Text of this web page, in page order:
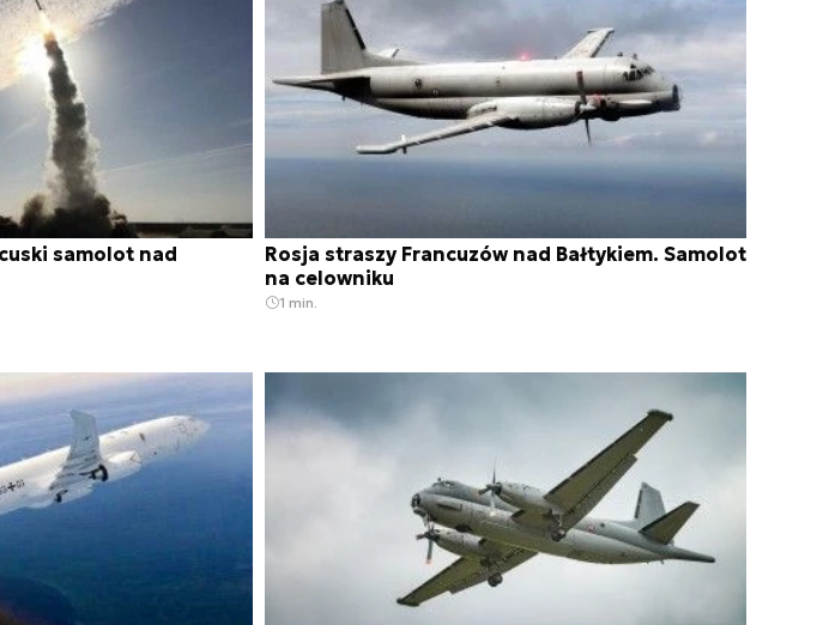
samolot nad
Rosja straszy Francuzów nad Bałtykiem. Samolot
na celowniku
1 min.